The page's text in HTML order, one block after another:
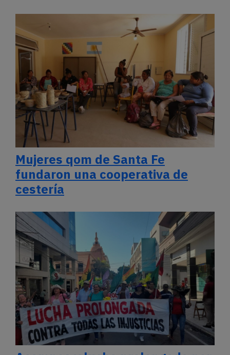
Mujeres qom de Santa Fe
fundaron una cooperativa de
cestería